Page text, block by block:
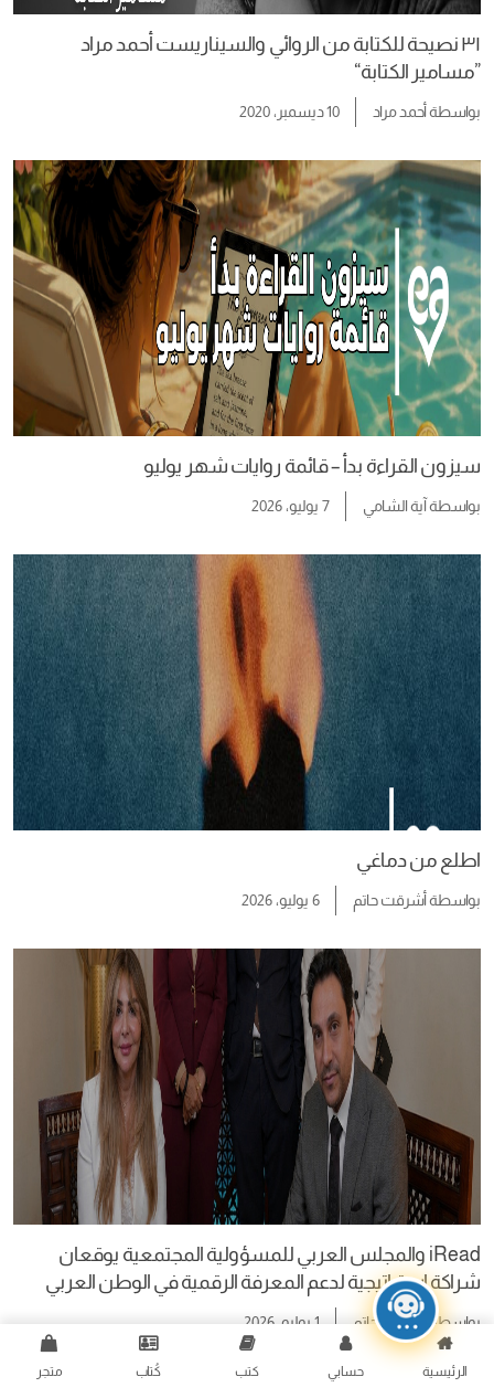
٣١ نصيحة للكتابة من الروائي والسيناريست أحمد مراد
”مسامير الكتابة“
بواسطةأحمد مراد 10 ديسمبر، 2020
سيزون القراءة بدأ – قائمة روايات شهر يوليو
بواسطةآية الشامي 7 يوليو، 2026
اطلع من دماغي
بواسطةأشرقت حاتم 6 يوليو، 2026
iRead والمجلس العربي للمسؤولية المجتمعية يوقعان
شراكة استراتيجية لدعم المعرفة الرقمية في الوطن العربي
بواسطة أشرقت حاتم 1 يوليو، 2026
الرئيسية حسابي كتب كُتاب متجر